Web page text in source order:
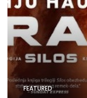
FEATURED